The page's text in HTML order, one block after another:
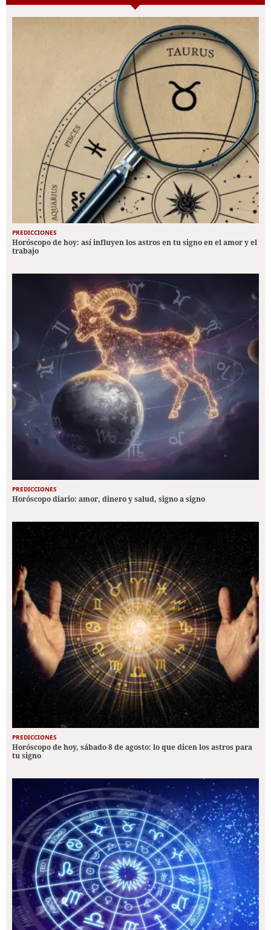
PREDICCIONES
Horóscopo de hoy: así influyen los astros en tu signo en el amor y el
trabajo
PREDICCIONES
Horóscopo diario: amor, dinero y salud, signo a signo
PREDICCIONES
Horóscopo de hoy, sábado 8 de agosto: lo que dicen los astros para
tu signo